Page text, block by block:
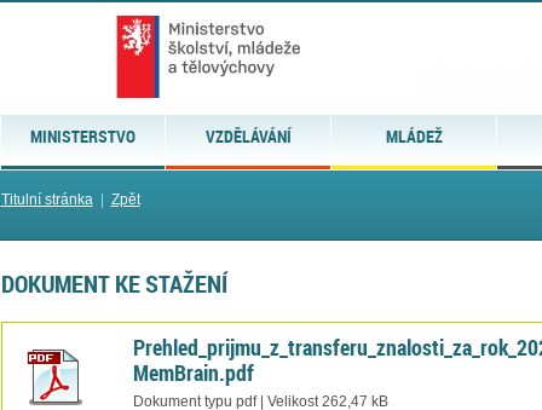
MINISTERSTVO VZDĚLÁVÁNÍ MLÁDEŽ
Titulní stránka| Zpět
DOKUMENT KE STAŽENÍ
MemBrain.pdf
Dokument typu pdf | Velikost 262,47 kB